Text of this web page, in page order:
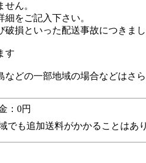
ん。
をご記入下さい。
損といった配送事故につきま
す
どの一部地域の場合などはさ
：0円
でも追加送料がかかることはあ